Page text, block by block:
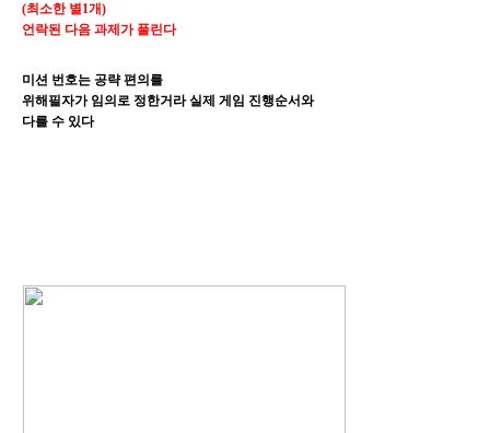
(최소한 별1개)
언락된 다음 과제가 풀린다
미션 번호는 공략 편의를
위해 필자가 임의로 정한거라실제 게임 진행순서와
다를 수 있다